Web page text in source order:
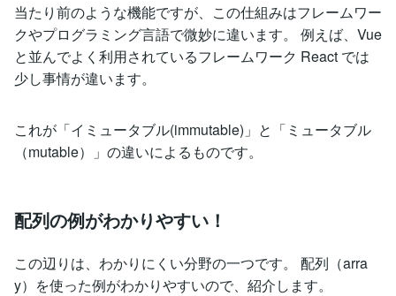
当たり前のような機能ですが、この仕組みはフレームワー
クやプログラミング言語で微妙に違います。 例えば、Vue
と並んでよく利用されているフレームワーク React では
少し事情が違います。
これが「イミュータブル(immutable)」と「ミュータブル
（mutable）」の違いによるものです。
配列の例がわかりやすい！
この辺りは、わかりにくい分野の一つです。 配列（arra
y）を使った例がわかりやすいので、紹介します。